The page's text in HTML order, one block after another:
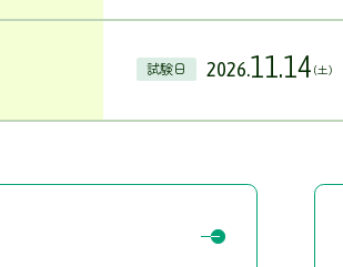
試験日 2026.11.14 （土）